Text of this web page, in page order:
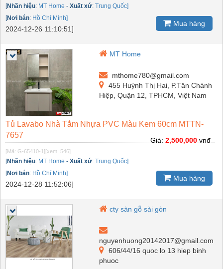
[Nhãn hiệu: MT Home - Xuất xứ: Trung Quốc]
[Nơi bán: Hồ Chí Minh]
2024-12-26 11:10:51]
Mua hàng
MT Home
mthome780@gmail.com
455 Huỳnh Thị Hai, P.Tân Chánh
Hiệp, Quận 12, TPHCM, Việt Nam
Tủ Lavabo Nhà Tắm Nhựa PVC Màu Kem 60cm MTTN-
7657
[Mã: G-65410-1] [xem: 546]
[Nhãn hiệu: MT Home - Xuất xứ: Trung Quốc]
[Nơi bán: Hồ Chí Minh]
2024-12-28 11:52:06]
Giá:2,500,000vnđ
Mua hàng
cty sàn gỗ sài gòn
nguyenhuong20142017@gmail.com
606/44/16 quoc lo 13 hiep binh
phuoc